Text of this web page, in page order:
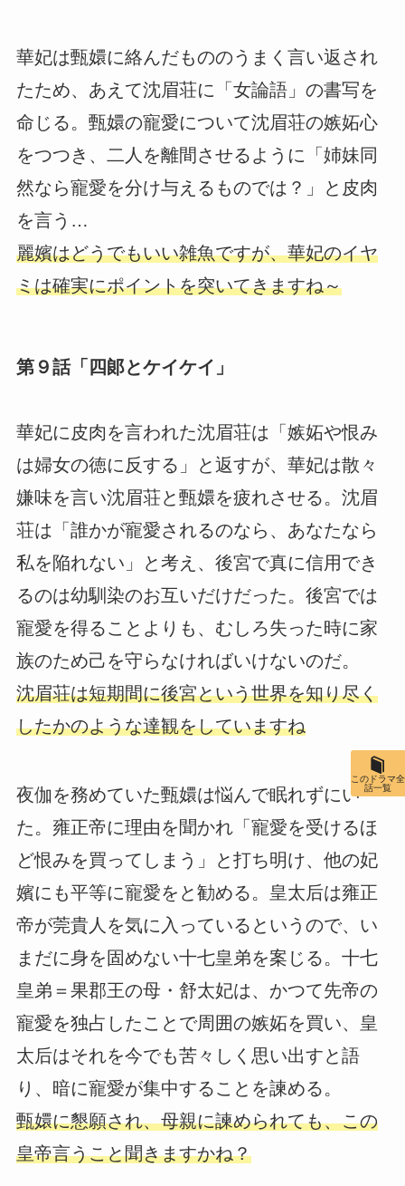
華妃は甄嬛に絡んだもののうまく言い返され
たため、あえて沈眉荘に「女論語」の書写を
命じる。甄嬛の寵愛について沈眉荘の嫉妬心
をつつき、二人を離間させるように「姉妹同
然なら寵愛を分け与えるものでは？」と皮肉
を言う…
麗嬪はどうでもいい雑魚ですが、華妃のイヤ
ミは確実にポイントを突いてきますね～
第９話「四郞とケイケイ」
華妃に皮肉を言われた沈眉荘は「嫉妬や恨み
は婦女の徳に反する」と返すが、華妃は散々
嫌味を言い沈眉荘と甄嬛を疲れさせる。沈眉
荘は「誰かが寵愛されるのなら、あなたなら
私を陥れない」と考え、後宮で真に信用でき
るのは幼馴染のお互いだけだった。後宮では
寵愛を得ることよりも、むしろ失った時に家
族のため己を守らなければいけないのだ。
沈眉荘は短期間に後宮という世界を知り尽く
したかのような達観をしていますね
夜伽を務めていた甄嬛は悩んで眠れずにい
た。雍正帝に理由を聞かれ「寵愛を受けるほ
ど恨みを買ってしまう」と打ち明け、他の妃
嬪にも平等に寵愛をと勧める。皇太后は雍正
帝が莞貴人を気に入っているというので、い
まだに身を固めない十七皇弟を案じる。十七
皇弟＝果郡王の母・舒太妃は、かつて先帝の
寵愛を独占したことで周囲の嫉妬を買い、皇
太后はそれを今でも苦々しく思い出すと語
り、暗に寵愛が集中することを諫める。
甄嬛に懇願され、母親に諫められても、この
皇帝言うこと聞きますかね？
このドラマ全
話一覧